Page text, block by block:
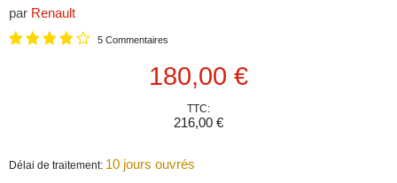
par Renault
5 Commentaires
Prix actuel
180,00 €
TTC:
216,00 €
Délai de traitement: 10 jours ouvrés